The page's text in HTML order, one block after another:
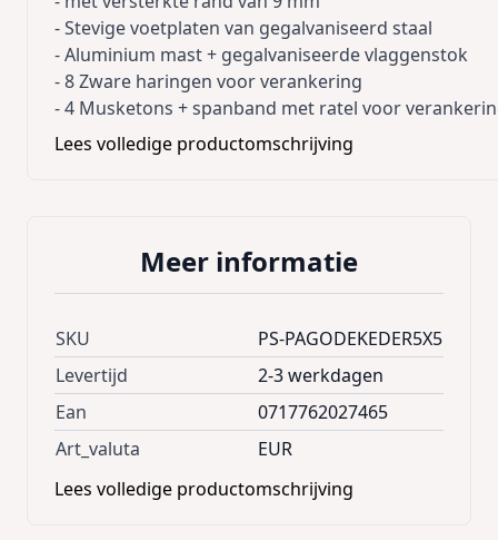
- Stevige voetplaten van gegalvaniseerd staal
- Aluminium mast + gegalvaniseerde vlaggenstok
- 8 Zware haringen voor verankering
- 4 Musketons + spanband met ratel voor
- 4 Spankatrollen. voor het opspannen van de tent
- Kabels diameter 8mm met kabelspanners voor
Zijkanthoogte: 2,50 mtr
Nokhoogte: 4,70 mtr
ZEIL SPECIFICATIES
- PVC doek van 820 gr/m²
- UV bestendig, schimmel- en rotwerend
- M2 brandattest
- Alle naden zijn thermisch gelast voor optimale
- Alle ramen hoogfrequent gelast
Lees volledige productomschrijving
Meer informatie
SKU
PS-PAGODEKEDER5X5
Levertijd
2-3 werkdagen
Ean
0717762027465
Art_valuta
EUR
Lees volledige productomschrijving